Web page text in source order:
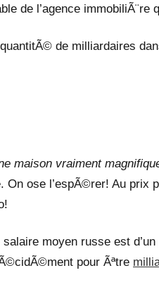
de l’agence immobiliÃ¨re
quantitÃ© de milliardaires
maison vraiment
On ose l’espÃ©rer! Au prix
salaire moyen russe est
pour Ãªtre